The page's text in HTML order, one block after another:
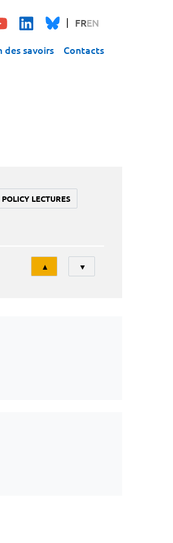
FREN
des savoirs Contacts
POLICY LECTURES
Tri
▲ ▼